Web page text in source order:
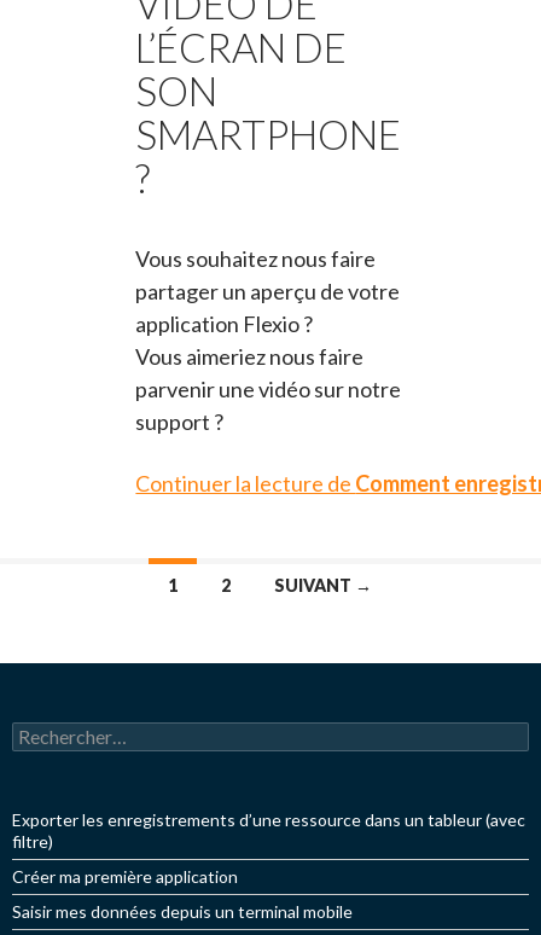
L’ÉCRAN DE
SON
SMARTPHONE
?
Vous souhaitez nous faire
partager un aperçu de votre
application Flexio ?
Vous aimeriez nous faire
parvenir une vidéo sur notre
support ?
Continuer la lecture de Comment
1 2 SUIVANT →
R
e
e
r
c
h
e
r
Exporter les enregistrements d’une ressource dans un tableur (avec
filtre)
Créer ma première application
Saisir mes données depuis un terminal mobile